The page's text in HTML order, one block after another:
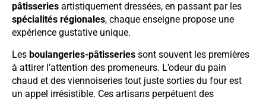
pâtisseries artistiquement dressées, en passant par les
spécialités régionales, chaque enseigne propose une
expérience gustative unique.
Les boulangeries-pâtisseries sont souvent les premières
à attirer l’attention des promeneurs. L’odeur du pain
chaud et des viennoiseries tout juste sorties du four est
un appel irrésistible. Ces artisans perpétuent des